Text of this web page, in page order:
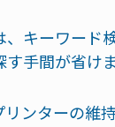
、キーワード
手間が省けま
ンターの維